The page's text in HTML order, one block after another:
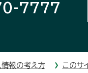
7777
報の考え方 このサ